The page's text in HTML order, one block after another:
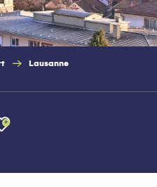
Lausanne
aux